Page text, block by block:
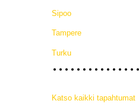
Sipoo
Tampere
Turku
Katso kaikki tapahtumat